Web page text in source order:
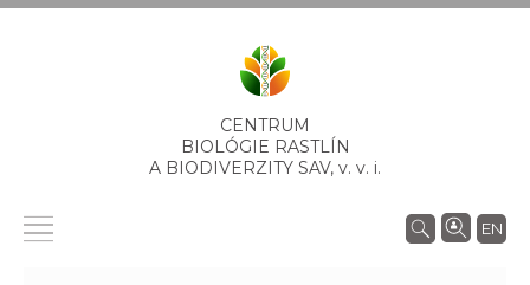
CENTRUM
BIOLÓGIE RASTLÍN
A BIODIVERZITY SAV, v. v. i.
EN